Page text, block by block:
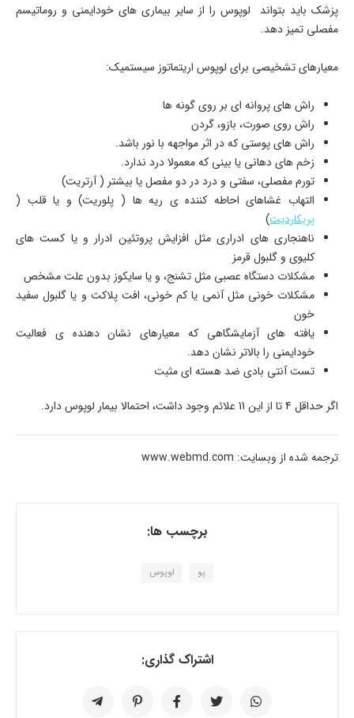
پزشک باید بتواند لوپوس را از سایر بیماری های خودایمنی و روماتیسم
مفصلی تمیز دهد.
معیارهای تشخیصی برای لوپوس اریتماتوز سیستمیک:
راش های پروانه ای بر روی گونه ها
راش روی صورت، بازو، گردن
راش های پوستی که در اثر مواجهه با نور باشد.
زخم های دهانی یا بینی که معمولا درد ندارد.
تورم مفصلی، سفتی و درد در دو مفصل یا بیشتر ( آرتریت)
التهاب غشاهای احاطه کننده ی ریه ها ( پلوریت) و یا قلب (
پریکاردیت)
ناهنجاری های ادراری مثل افزایش پروتئین ادرار و یا کست های
کلیوی و گلبول قرمز
مشکلات دستگاه عصبی مثل تشنج، و یا سایکوز بدون علت مشخص
مشکلات خونی مثل آنمی یا کم خونی، افت پلاکت و یا گلبول سفید
خون
یافته های آزمایشگاهی که معیارهای نشان دهنده ی فعالیت
خودایمنی را بالاتر نشان دهد.
تست آنتی بادی ضد هسته ای مثبت
اگر حداقل 4 تا از این 11 علائم وجود داشت، احتمالا بیمار لوپوس دارد.
ترجمه شده از وبسایت: www.webmd.com
برچسب ها:
پو لوپوس
اشتراک گذاری: